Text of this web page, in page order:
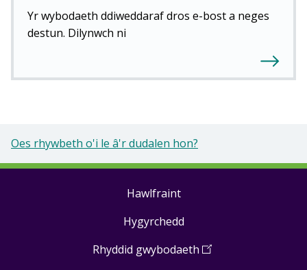
Yr wybodaeth ddiweddaraf dros e-bost a neges
destun. Dilynwch ni
Oes rhywbeth o'i le â'r dudalen hon?
Hawlfraint
Hygyrchedd
Rhyddid gwybodaeth (Open